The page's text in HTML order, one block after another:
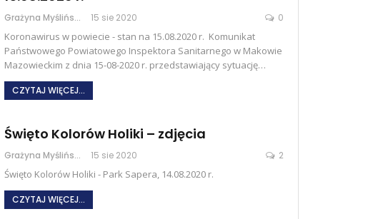
Grażyna Myślińska 15 sie 2020 0
Koronawirus w powiecie - stan na 15.08.2020 r. Komunikat
Państwowego Powiatowego Inspektora Sanitarnego w Makowie
Mazowieckim z dnia 15-08-2020 r. przedstawiający sytuację…
CZYTAJ WIĘCEJ...
Święto Kolorów Holiki – zdjęcia
Grażyna Myślińska 15 sie 2020 2
Święto Kolorów Holiki - Park Sapera, 14.08.2020 r.
CZYTAJ WIĘCEJ...